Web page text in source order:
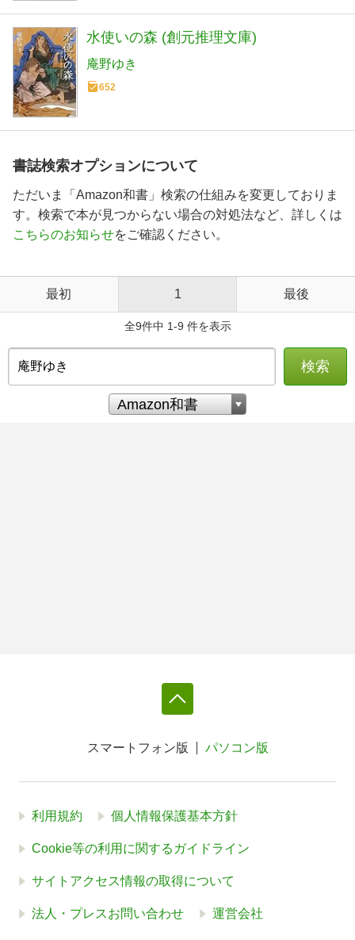
水使いの森 (創元推理文庫)
庵野ゆき
652
書誌検索オプションについて
ただいま「Amazon和書」検索の仕組みを変更しておりま
す。検索で本が見つからない場合の対処法など、詳しくは
こちらのお知らせをご確認ください。
最初 1 最後
全9件中 1-9 件を表示
検索
スマートフォン版 パソコン版
利用規約 個人情報保護基本方針
Cookie等の利用に関するガイドライン
サイトアクセス情報の取得について
法人・プレスお問い合わせ 運営会社